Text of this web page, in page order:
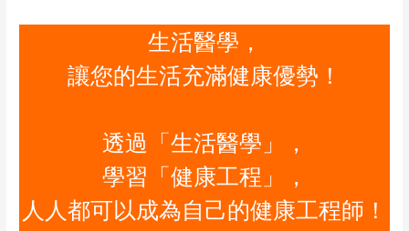
生活醫學，
讓您的生活充滿健康優勢！
透過「生活醫學」，
學習「健康工程」，
人人都可以成為自己的健康工程師！